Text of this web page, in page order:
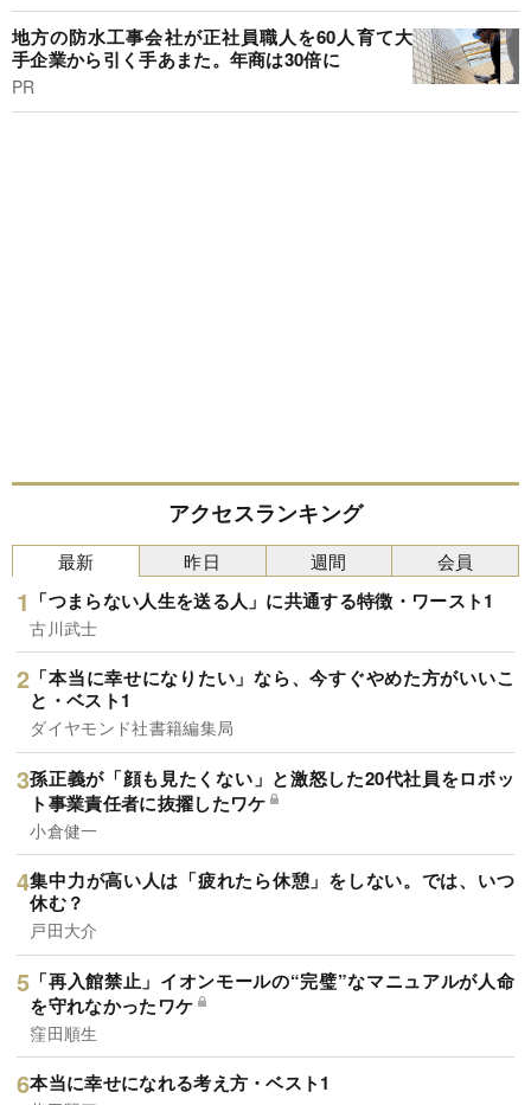
地方の防水工事会社が正社員職人を60人育て大
手企業から引く手あまた。年商は30倍に
PR
アクセスランキング
最新
「つまらない人生を送る人」に共通する特徴・ワースト1
古川武士
「本当に幸せになりたい」なら、今すぐやめた方がいいこ
と・ベスト1
ダイヤモンド社書籍編集局
孫正義が「顔も見たくない」と激怒した20代社員をロボッ
ト事業責任者に抜擢したワケ
小倉健一
集中力が高い人は「疲れたら休憩」をしない。では、いつ
休む？
戸田大介
「再入館禁止」イオンモールの“完璧”なマニュアルが人命
を守れなかったワケ
窪田順生
本当に幸せになれる考え方・ベスト1
昨日 週間 会員